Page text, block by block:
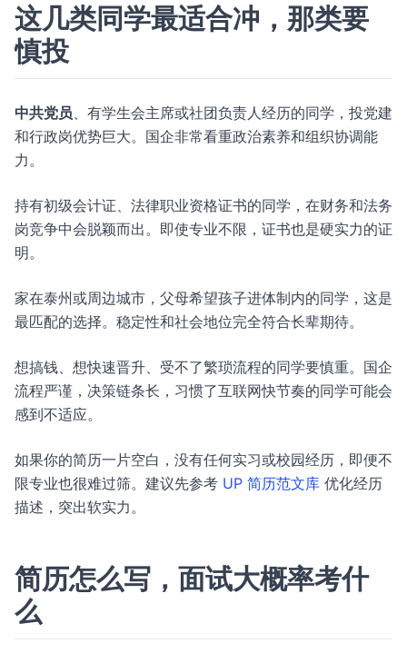
这几类同学最适合冲，那类要
慎投
中共党员、有学生会主席或社团负责人经历的同学，投党建
和行政岗优势巨大。国企非常看重政治素养和组织协调能
力。
持有初级会计证、法律职业资格证书的同学，在财务和法务
岗竞争中会脱颖而出。即使专业不限，证书也是硬实力的证
明。
家在泰州或周边城市，父母希望孩子进体制内的同学，这是
最匹配的选择。稳定性和社会地位完全符合长辈期待。
想搞钱、想快速晋升、受不了繁琐流程的同学要慎重。国企
流程严谨，决策链条长，习惯了互联网快节奏的同学可能会
感到不适应。
如果你的简历一片空白，没有任何实习或校园经历，即便不
限专业也很难过筛。建议先参考 UP 简历范文库 优化经历
描述，突出软实力。
简历怎么写，面试大概率考什
么